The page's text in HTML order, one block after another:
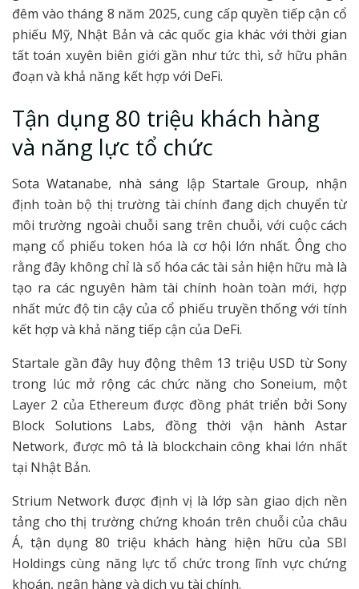
đêm vào tháng 8 năm 2025, cung cấp quyền tiếp cận cổ
phiếu Mỹ, Nhật Bản và các quốc gia khác với thời gian
tất toán xuyên biên giới gần như tức thì, sở hữu phân
đoạn và khả năng kết hợp với DeFi.
Tận dụng 80 triệu khách hàng
và năng lực tổ chức
Sota Watanabe, nhà sáng lập Startale Group, nhận
định toàn bộ thị trường tài chính đang dịch chuyển từ
môi trường ngoài chuỗi sang trên chuỗi, với cuộc cách
mạng cổ phiếu token hóa là cơ hội lớn nhất. Ông cho
rằng đây không chỉ là số hóa các tài sản hiện hữu mà là
tạo ra các nguyên hàm tài chính hoàn toàn mới, hợp
nhất mức độ tin cậy của cổ phiếu truyền thống với tính
kết hợp và khả năng tiếp cận của DeFi.
Startale gần đây huy động thêm 13 triệu USD từ Sony
trong lúc mở rộng các chức năng cho Soneium, một
Layer 2 của Ethereum được đồng phát triển bởi Sony
Block Solutions Labs, đồng thời vận hành Astar
Network, được mô tả là blockchain công khai lớn nhất
tại Nhật Bản.
Strium Network được định vị là lớp sàn giao dịch nền
tảng cho thị trường chứng khoán trên chuỗi của châu
Á, tận dụng 80 triệu khách hàng hiện hữu của SBI
Holdings cùng năng lực tổ chức trong lĩnh vực chứng
khoán, ngân hàng và dịch vụ tài chính.